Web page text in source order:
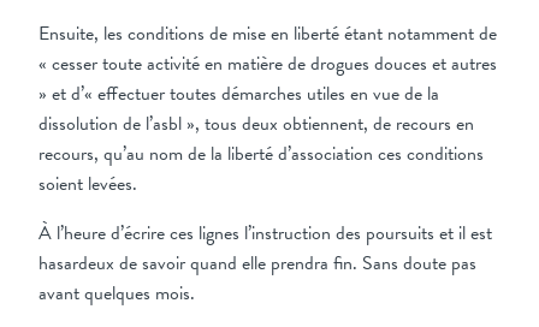
Ensuite, les conditions de mise en liberté étant notamment de
« cesser toute activité en matière de drogues douces et autres
» et d’« effectuer toutes démarches utiles en vue de la
dissolution de l’asbl », tous deux obtiennent, de recours en
recours, qu’au nom de la liberté d’association ces conditions
soient levées.
À l’heure d’écrire ces lignes l’instruction des poursuits et il est
hasardeux de savoir quand elle prendra fin. Sans doute pas
avant quelques mois.